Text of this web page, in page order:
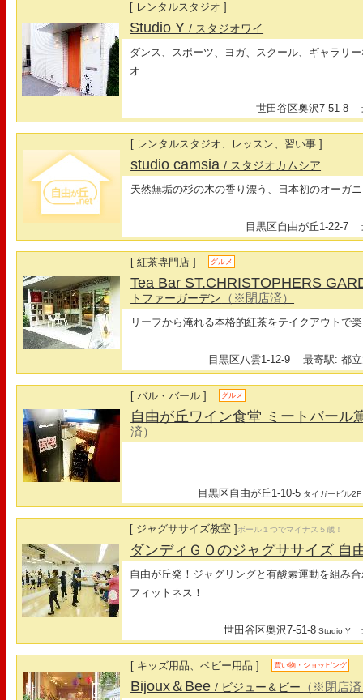
[ レンタルスタジオ ]
Studio Y/ スタジオワイ
ダンス、スポーツ、ヨガ、スクール、ギャラリ
オ
世田谷区奥沢7-51-8
[ レンタルスタジオ、レッスン、習い事 ]
studio camsia/ スタジオカムシア
天然無垢の杉の木の香り漂う、日本初のオーガ
目黒区自由が丘1-22-7
[ 紅茶専門店 ] グルメ
Tea Bar ST.CHRISTOPHERS
トファーガーデン （※閉店済）
リーフから淹れる本格的紅茶をテイクアウトで
目黒区八雲1-12-9
最寄駅: 都立
[ バル・バール ] グルメ
自由が丘ワイン食堂 ミートバール
済）
目黒区自由が丘1-10-5 タイガービル2F
[ ジャグササイズ教室 ]ボール１つでマイナス５歳！
ダンディＧＯのジャグササイズ 自
自由が丘発！ジャグリングと有酸素運動を組み
フィットネス！
世田谷区奥沢7-51-8 Studio Y
[ キッズ用品、ベビー用品 ] 買い物・ショッピング
Bijoux＆Bee/ ビジュー＆ビー （※閉店